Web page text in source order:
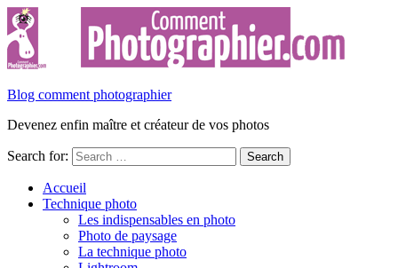
Blog comment photographier
Devenez enfin maître et créateur de vos photos
Search for:
Accueil
Technique photo
Les indispensables en photo
Photo de paysage
La technique photo